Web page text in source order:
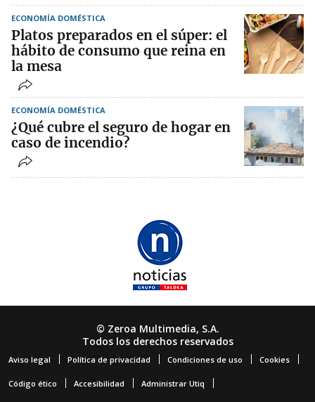
ECONOMÍA DOMÉSTICA
Platos preparados en el súper: el
hábito de consumo que reina en
la mesa
ECONOMÍA DOMÉSTICA
¿Qué cubre el seguro de hogar en
caso de incendio?
© Zeroa Multimedia, S.A.
Todos los derechos reservados
Aviso legal Política de privacidad Condiciones de uso Cookies
Código ético Accesibilidad Administrar Utiq